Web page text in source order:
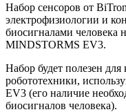
Набор сенсоров от
электрофизиологии и
биосигналами человека
MINDSTORMS EV3.
Набор будет полезен для
робототехники,
EV3 (его наличие
биосигналов человека).